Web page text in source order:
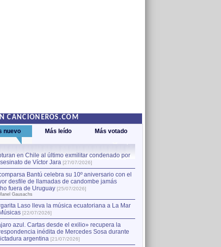
CANCIONEROS.COM
nuevo Más leído Más votado
en Chile al último exmilitar condenado por
de Víctor Jara [27/07/2026]
Bantú celebra su 10º aniversario con el
desfile de llamadas de candombe jamás
fuera de Uruguay [25/07/2026]
Gausachs
Laso lleva la música ecuatoriana a La Mar
[22/07/2026]
azul. Cartas desde el exilio» recupera la
inédita de Mercedes Sosa durante
argentina [21/07/2026]